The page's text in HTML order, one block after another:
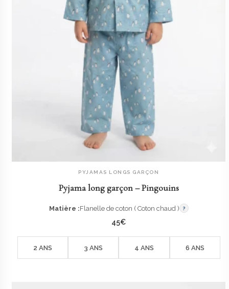
AJOUTER AU PANIER
PYJAMAS LONGS GARÇON
Pyjama long garçon – Pingouins
Matière :Flanelle de coton ( Coton chaud ) ?
45€
2 ANS 3 ANS 4 ANS 6 ANS